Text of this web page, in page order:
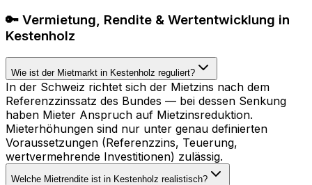
🔑 Vermietung, Rendite & Wertentwicklung in
Kestenholz
Wie ist der Mietmarkt in Kestenholz reguliert?
In der Schweiz richtet sich der Mietzins nach dem
Referenzzinssatz des Bundes — bei dessen Senkung
haben Mieter Anspruch auf Mietzinsreduktion.
Mieterhöhungen sind nur unter genau definierten
Voraussetzungen (Referenzzins, Teuerung,
wertvermehrende Investitionen) zulässig.
Welche Mietrendite ist in Kestenholz realistisch?